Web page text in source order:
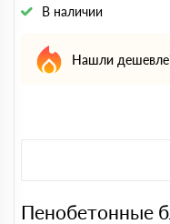
В наличии
Нашли
Пенобетонные